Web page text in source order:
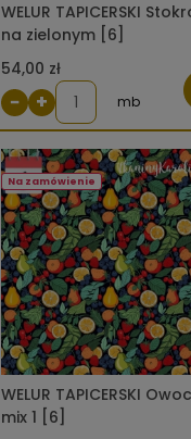
WELUR TAPICERSKI
na zielonym [6]
54,00 zł
− + mb
WELUR TAPICERSKI
mix 1 [6]
Na zamówienie